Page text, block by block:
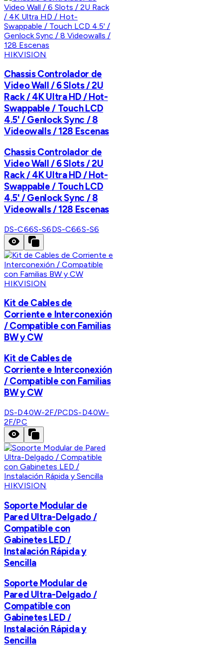
HIKVISION
Chassis Controlador de
Video Wall / 6 Slots / 2U
Rack / 4K Ultra HD / Hot-
Swappable / Touch LCD
4.5' / Genlock Sync / 8
Videowalls / 128 Escenas
Chassis Controlador de
Video Wall / 6 Slots / 2U
Rack / 4K Ultra HD / Hot-
Swappable / Touch LCD
4.5' / Genlock Sync / 8
Videowalls / 128 Escenas
DS-C66S-S6DS-C66S-S6
HIKVISION
Kit de Cables de
Corriente e Interconexión
/ Compatible con Familias
BW y CW
Kit de Cables de
Corriente e Interconexión
/ Compatible con Familias
BW y CW
DS-D40W-2F/PCDS-D40W-
2F/PC
HIKVISION
Soporte Modular de
Pared Ultra-Delgado /
Compatible con
Gabinetes LED /
Instalación Rápida y
Sencilla
Soporte Modular de
Pared Ultra-Delgado /
Compatible con
Gabinetes LED /
Instalación Rápida y
Sencilla